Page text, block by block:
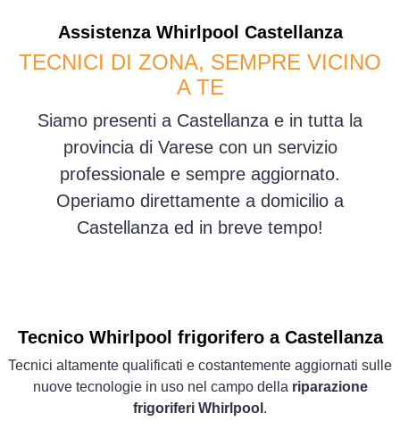
Assistenza Whirlpool Castellanza
TECNICI DI ZONA, SEMPRE VICINO
A TE
Siamo presenti a Castellanza e in tutta la
provincia di Varese con un servizio
professionale e sempre aggiornato.
Operiamo direttamente a domicilio a
Castellanza ed in breve tempo!
Tecnico Whirlpool frigorifero a Castellanza
Tecnici altamente qualificati e costantemente aggiornati sulle
nuove tecnologie in uso nel campo della riparazione
frigoriferi Whirlpool .